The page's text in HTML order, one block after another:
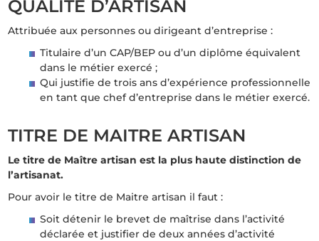
QUALITÉ D’ARTISAN
Attribuée aux personnes ou dirigeant d’entreprise :
Titulaire d’un CAP/BEP ou d’un diplôme équivalent
dans le métier exercé ;
Qui justifie de trois ans d’expérience professionnelle
en tant que chef d’entreprise dans le métier exercé.
TITRE DE MAITRE ARTISAN
Le titre de Maître artisan est la plus haute distinction de
l’artisanat.
Pour avoir le titre de Maitre artisan il faut :
Soit détenir le brevet de maîtrise dans l’activité
déclarée et justifier de deux années d’activité